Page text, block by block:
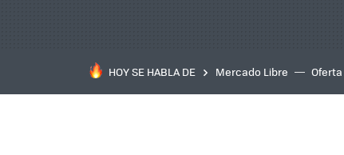
HOY SE HABLA DE Mercado Libre Oferta